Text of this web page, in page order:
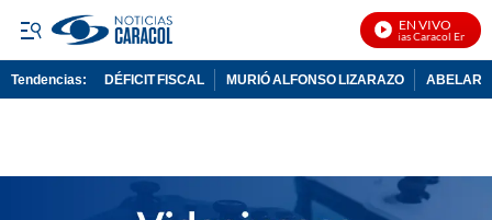
EN VIVO
Noticias Caracol En Vivo
Tendencias: DÉFICIT FISCAL MURIÓ ALFONSO LIZARAZO